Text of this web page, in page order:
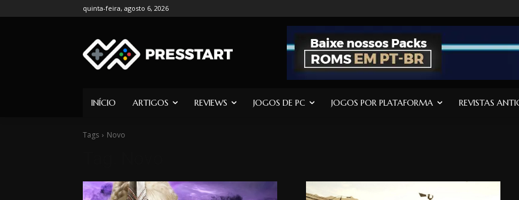
quinta-feira, agosto 6, 2026
INÍCIO ARTIGOS REVIEWS JOGOS DE PC JOGOS POR PLATAFORMA REVISTAS
Tags Novo